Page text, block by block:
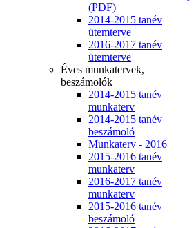
(PDF)
2014-2015 tanév
ütemterve
2016-2017 tanév
ütemterve
Éves munkatervek,
beszámolók
2014-2015 tanév
munkaterv
2014-2015 tanév
beszámoló
Munkaterv - 2016
2015-2016 tanév
munkaterv
2016-2017 tanév
munkaterv
2015-2016 tanév
beszámoló